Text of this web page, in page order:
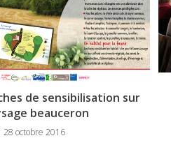
de sensibilisation sur
beauceron
28 octobre 2016